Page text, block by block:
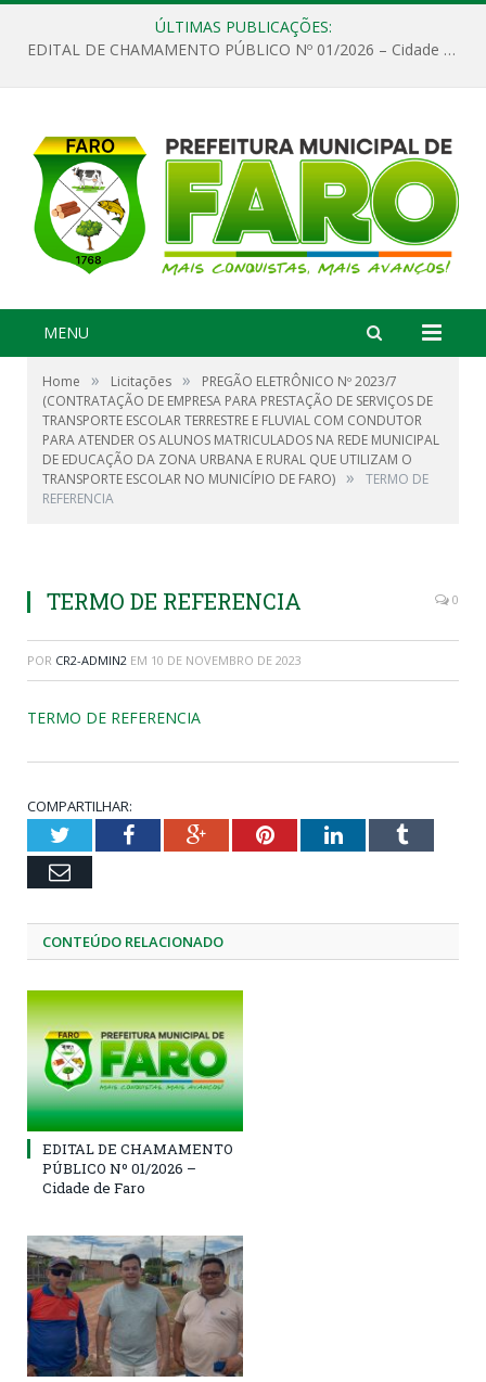
ÚLTIMAS PUBLICAÇÕES:
EDITAL DE CHAMAMENTO PÚBLICO Nº 01/2026 – Cidade de Faro
MENU
Home » Licitações »
PREGÃO ELETRÔNICO Nº 2023/7
(CONTRATAÇÃO DE EMPRESA PARA PRESTAÇÃO DE SERVIÇOS DE
TRANSPORTE ESCOLAR TERRESTRE E FLUVIAL COM CONDUTOR
PARA ATENDER OS ALUNOS MATRICULADOS NA REDE MUNICIPAL
DE EDUCAÇÃO DA ZONA URBANA E RURAL QUE UTILIZAM O
TRANSPORTE ESCOLAR NO MUNICÍPIO DE FARO) »
TERMO DE
REFERENCIA
TERMO DE REFERENCIA 0
POR CR2-ADMIN2 EM 10 DE NOVEMBRO DE 2023
TERMO DE REFERENCIA
COMPARTILHAR:
TwitterFacebookGoogle+PinterestLinkedInTumblr
Email
CONTEÚDO RELACIONADO
EDITAL DE CHAMAMENTO
PÚBLICO Nº 01/2026 –
Cidade de Faro